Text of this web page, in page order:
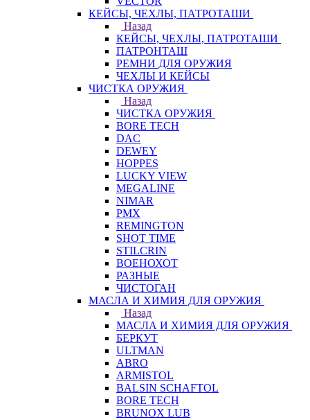
КЕЙСЫ, ЧЕХЛЫ, ПАТРОТАШИ
Назад
КЕЙСЫ, ЧЕХЛЫ, ПАТРОТАШИ
ПАТРОНТАШ
РЕМНИ ДЛЯ ОРУЖИЯ
ЧЕХЛЫ И КЕЙСЫ
ЧИСТКА ОРУЖИЯ
Назад
ЧИСТКА ОРУЖИЯ
BORE TECH
DAC
DEWEY
HOPPES
LUCKY VIEW
MEGALINE
NIMAR
PMX
REMINGTON
SHOT TIME
STILCRIN
ВОЕНОХОТ
РАЗНЫЕ
ЧИСТОГАН
МАСЛА И ХИМИЯ ДЛЯ ОРУЖИЯ
Назад
МАСЛА И ХИМИЯ ДЛЯ ОРУЖИЯ
БЕРКУТ
ULTMAN
ABRO
ARMISTOL
BALSIN SCHAFTOL
BORE TECH
BRUNOX LUB